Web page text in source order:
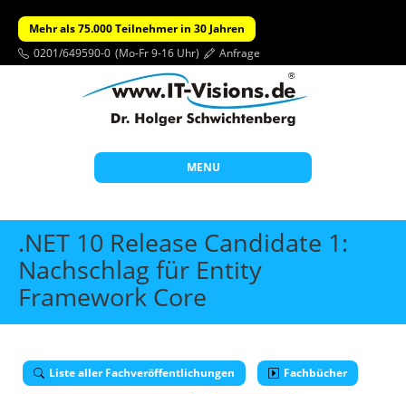
Mehr als 75.000 Teilnehmer in 30 Jahren
0201/649590-0 (Mo-Fr 9-16 Uhr) Anfrage
MENU
Start
Themen
Beratung
Wissen
.NET 10 Release Candidate 1:
Nachschlag für Entity
Framework Core
Liste aller Fachveröffentlichungen Fachbücher